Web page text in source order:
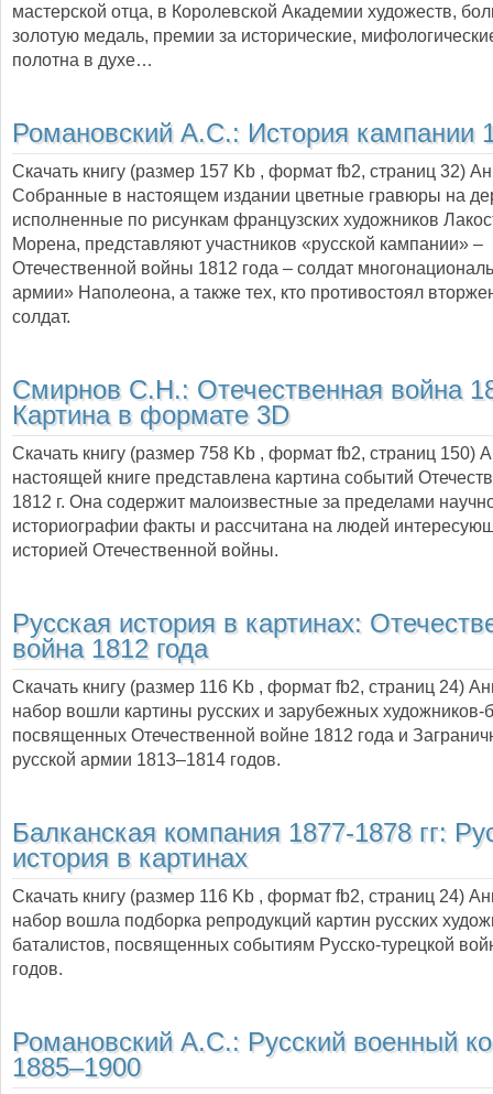
мастерской отца, в Королевской Академии художеств,
золотую медаль, премии за исторические,
полотна в духе…
Романовский А.С.: История кампании
Скачать книгу (размер 157 Kb , формат fb2, страниц 32)
Собранные в настоящем издании цветные гравюры на
исполненные по рисункам французских художников
Морена, представляют участников «русской кампании» –
Отечественной войны 1812 года – солдат
армии» Наполеона, а также тех, кто противостоял
солдат.
Смирнов С.Н.: Отечественная война
Картина в формате 3D
Скачать книгу (размер 758 Kb , формат fb2, страниц 150)
настоящей книге представлена картина событий
1812 г. Она содержит малоизвестные за пределами
историографии факты и рассчитана на людей
историей Отечественной войны.
Русская история в картинах:
война 1812 года
Скачать книгу (размер 116 Kb , формат fb2, страниц 24)
набор вошли картины русских и зарубежных художников-
посвященных Отечественной войне 1812 года и
русской армии 1813–1814 годов.
Балканская компания 1877-1878 гг:
история в картинах
Скачать книгу (размер 116 Kb , формат fb2, страниц 24)
набор вошла подборка репродукций картин русских
баталистов, посвященных событиям Русско-турецкой
годов.
Романовский А.С.: Русский военный
1885–1900